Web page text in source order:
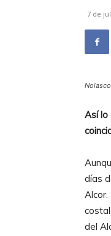
7 de
Así lo
días
del